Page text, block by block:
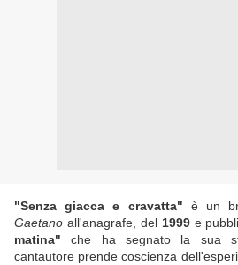
"Senza giacca e cravatta" è un
Gaetano all'anagrafe, del 1999e
matina" che ha segnato la sua
cantautore prende coscienza